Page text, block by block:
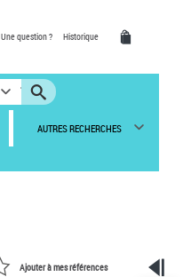
Une question ? Historique
AUTRES RECHERCHES
Ajouter à mes références